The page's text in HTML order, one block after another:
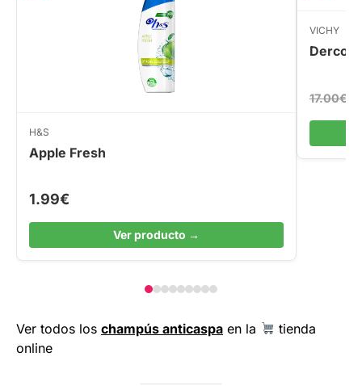
H&S
Apple Fresh
1.99€
Ver producto →
VICHY
Dercos
17.00€
Ver todos los champús anticaspa en la
tienda
online